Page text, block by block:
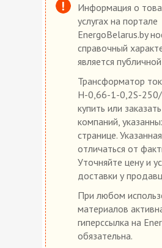
Информация о
услугах на портале
EnergoBelarus.by
справочный
является
Трансформатор
Н-0,66-1-0,2S-
купить или
компаний,
странице.
отличаться от
Уточняйте цену и
доставки у
При любом
материалов
гиперссылка на
обязательна.